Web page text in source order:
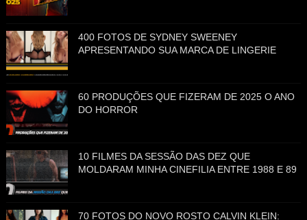
400 FOTOS DE SYDNEY SWEENEY
APRESENTANDO SUA MARCA DE LINGERIE
60 PRODUÇÕES QUE FIZERAM DE 2025 O ANO
DO HORROR
10 FILMES DA SESSÃO DAS DEZ QUE
MOLDARAM MINHA CINEFILIA ENTRE 1988 E 89
70 FOTOS DO NOVO ROSTO CALVIN KLEIN: